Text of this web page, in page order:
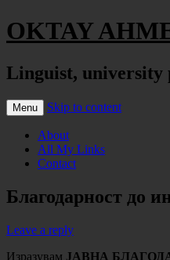
OKTAY
Linguist, university
Menu Skip to content
About
All My Links
Contact
Благодарност до
Leave a reply
Изразувам ЈАВНА